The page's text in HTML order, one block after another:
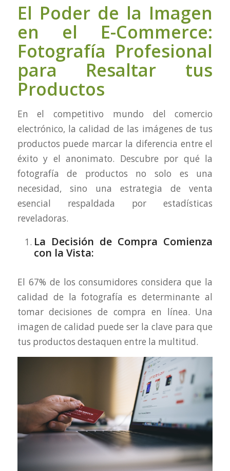
El Poder de la Imagen
en el E-Commerce:
Fotografía Profesional
para Resaltar tus
Productos
En el competitivo mundo del comercio
electrónico, la calidad de las imágenes de tus
productos puede marcar la diferencia entre el
éxito y el anonimato. Descubre por qué la
fotografía de productos no solo es una
necesidad, sino una estrategia de venta
esencial respaldada por estadísticas
reveladoras.
La Decisión de Compra Comienza
con la Vista:
El 67% de los consumidores considera que la
calidad de la fotografía es determinante al
tomar decisiones de compra en línea. Una
imagen de calidad puede ser la clave para que
tus productos destaquen entre la multitud.